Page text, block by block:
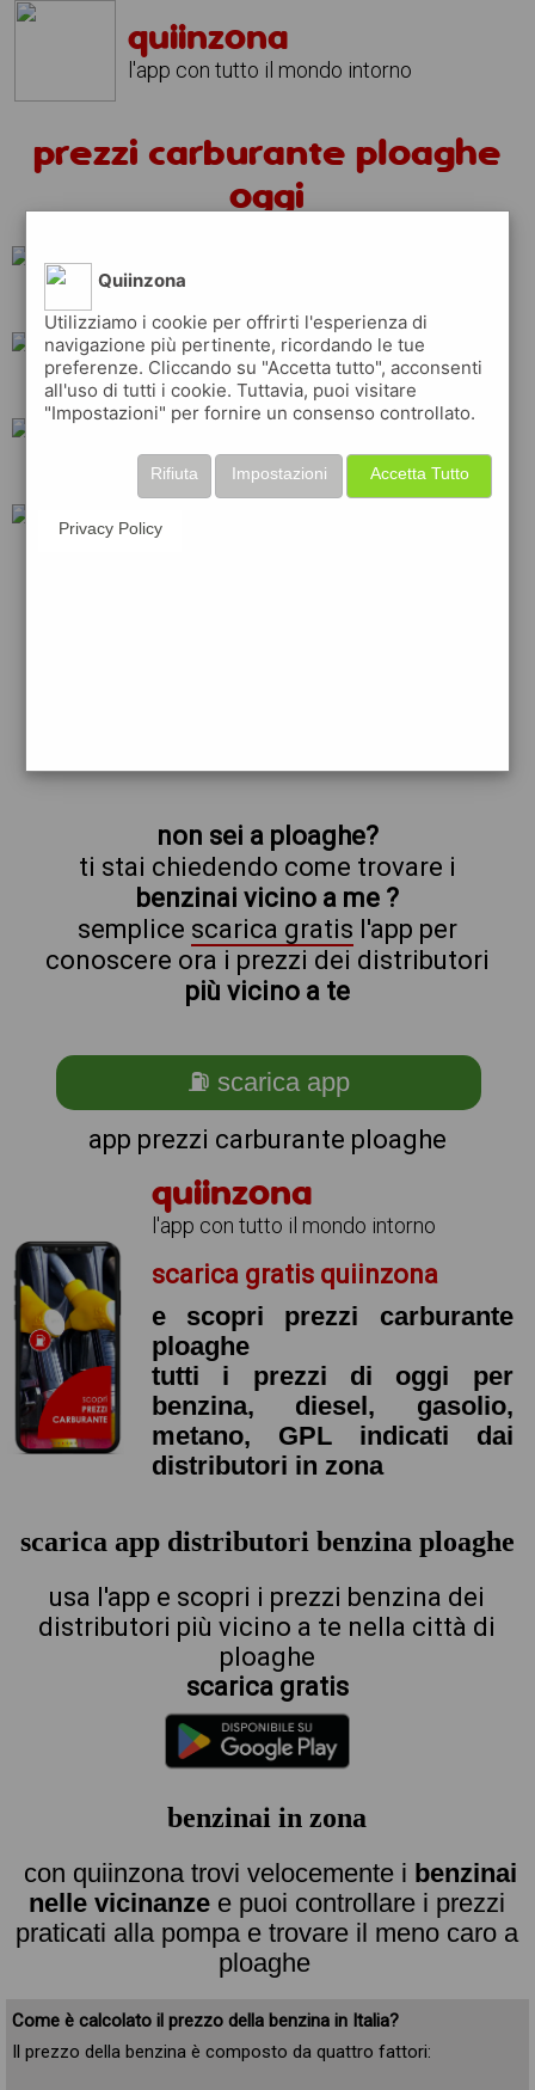
quiinzona
l'app con tutto il mondo intorno
prezzi carburante ploaghe
oggi
api eni tamoil
total q8
non sei a ploaghe?
ti stai chiedendo come trovare i
benzinai vicino a me ?
semplice scarica gratis l'app per
conoscere ora i prezzi dei distributori
più vicino a te
⛽ scarica app
app prezzi carburante ploaghe
quiinzona
l'app con tutto il mondo intorno
scarica gratis quiinzona
e scopri prezzi carburante
ploaghe
tutti i prezzi di oggi per
benzina, diesel, gasolio,
metano, GPL indicati dai
distributori in zona
scarica app distributori benzina ploaghe
usa l'app e scopri i prezzi benzina dei
distributori più vicino a te nella città di
ploaghe
scarica gratis
benzinai in zona
con quiinzona trovi velocemente i benzinai
nelle vicinanze e puoi controllare i prezzi
praticati alla pompa e trovare il meno caro a
ploaghe
Come è calcolato il prezzo della benzina in Italia?
Il prezzo della benzina è composto da quattro fattori:
Quiinzona
Utilizziamo i cookie per offrirti l'esperienza di
navigazione più pertinente, ricordando le tue
preferenze. Cliccando su "Accetta tutto", acconsenti
all'uso di tutti i cookie. Tuttavia, puoi visitare
"Impostazioni" per fornire un consenso controllato.
Accetta Tutto
Impostazioni
Rifiuta
Privacy Policy